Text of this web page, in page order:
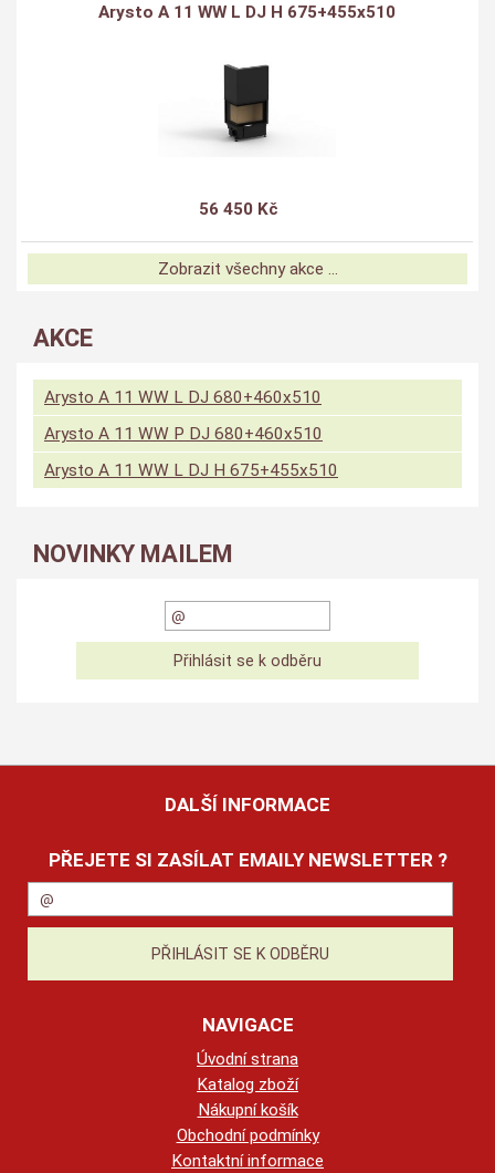
Arysto A 11 WW L DJ H 675+455x510
56 450 Kč
Zobrazit všechny akce ...
AKCE
Arysto A 11 WW L DJ 680+460x510
Arysto A 11 WW P DJ 680+460x510
Arysto A 11 WW L DJ H 675+455x510
NOVINKY MAILEM
DALŠÍ INFORMACE
PŘEJETE SI ZASÍLAT EMAILY NEWSLETTER ?
NAVIGACE
Úvodní strana
Katalog zboží
Nákupní košík
Obchodní podmínky
Kontaktní informace